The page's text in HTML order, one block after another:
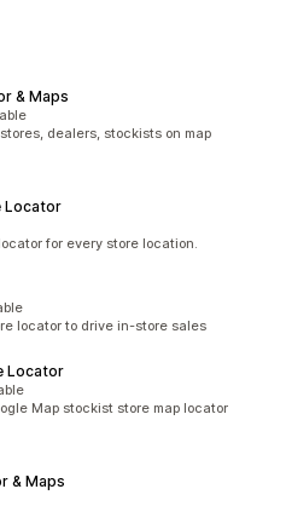
& Maps
dealers, stockists on map
Locator
for every store location.
locator to drive in-store sales
Locator
Map stockist store map locator
& Maps